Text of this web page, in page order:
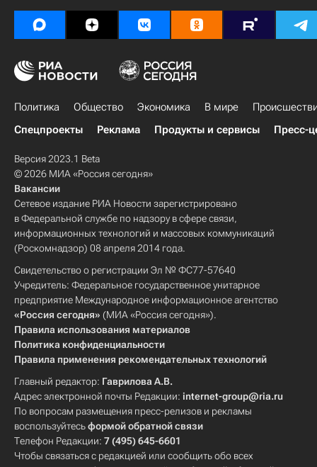
Политика Общество Экономика В мире
Спецпроекты
Реклама Продукты и сервисы Пресс-
Версия 2023.1 Beta
© 2026 МИА «Россия сегодня»
Вакансии
Сетевое издание РИА Новости зарегистрировано
в Федеральной службе по надзору в сфере связи,
информационных технологий и массовых коммуникаций
(Роскомнадзор) 08 апреля 2014 года.
Свидетельство о регистрации Эл № ФС77-57640
Учредитель: Федеральное государственное унитарное
предприятие Международное информационное агентство
«Россия сегодня» (МИА «Россия сегодня»).
Правила использования материалов
Политика конфиденциальности
Правила применения рекомендательных технологий
Главный редактор: Гаврилова А.В.
Адрес электронной почты Редакции: internet-group@ria.ru
По вопросам размещения пресс-релизов и рекламы
воспользуйтесьформой обратной связи
Телефон Редакции: 7 (495) 645-6601
Чтобы связаться с редакцией или сообщить обо всех